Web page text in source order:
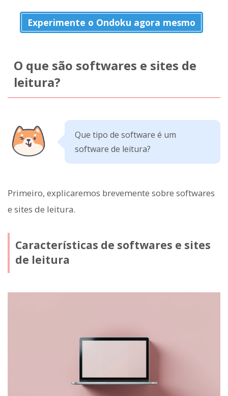
Experimente o Ondoku agora mesmo
O que são softwares e sites de
leitura?
Que tipo de software é um
software de leitura?
Primeiro, explicaremos brevemente sobre softwares
e sites de leitura.
Características de softwares e sites
de leitura